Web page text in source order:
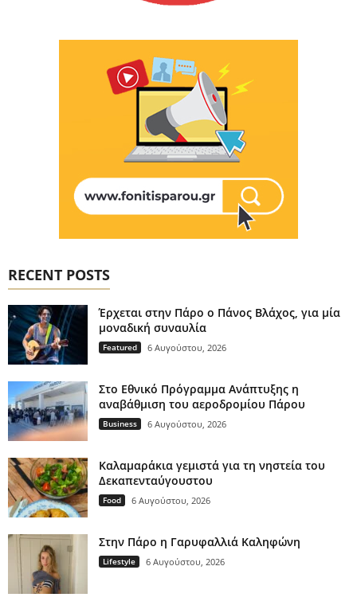
RECENT POSTS
Έρχεται στην Πάρο ο Πάνος Βλάχος, για μία
μοναδική συναυλία
Featured 6 Αυγούστου, 2026
Στο Εθνικό Πρόγραμμα Ανάπτυξης η
αναβάθμιση του αεροδρομίου Πάρου
Business 6 Αυγούστου, 2026
Καλαμαράκια γεμιστά για τη νηστεία του
Δεκαπενταύγουστου
Food 6 Αυγούστου, 2026
Στην Πάρο η Γαρυφαλλιά Καληφώνη
Lifestyle 6 Αυγούστου, 2026